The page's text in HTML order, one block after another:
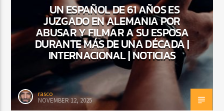
CURRENT SHOW
FIESTA DJ MIX
9:00 PM 12:00 AM
Beone Radio
UN ESPAÑOL DE 61 AÑOS ES
JUZGADO EN ALEMANIA POR
ABUSAR Y FILMAR A SU ESPOSA
DURANTE MÁS DE UNA DÉCADA |
INTERNACIONAL | NOTICIAS
rasco
NOVEMBER 12, 2025